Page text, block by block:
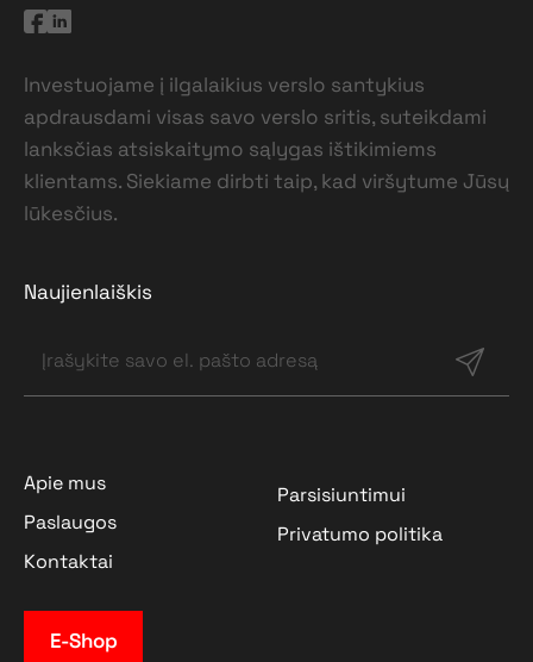
Investuojame į ilgalaikius verslo santykius
apdrausdami visas savo verslo sritis, suteikdami
lanksčias atsiskaitymo sąlygas ištikimiems
klientams. Siekiame dirbti taip, kad viršytume Jūsų
lūkesčius.
Naujienlaiškis
Apie mus
Paslaugos
Kontaktai
Parsisiuntimui
Privatumo politika
E-Shop